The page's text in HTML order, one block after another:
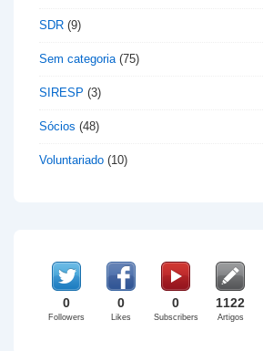
SDR (9)
Sem categoria(75)
SIRESP (3)
Sócios (48)
Voluntariado (10)
0
Followers
0
Likes
0
Subscribers
1122
Artigos